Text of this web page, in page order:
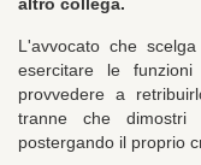
L'avvocato che
esercitare le
provvedere a
tranne che dimostri
postergando il proprio